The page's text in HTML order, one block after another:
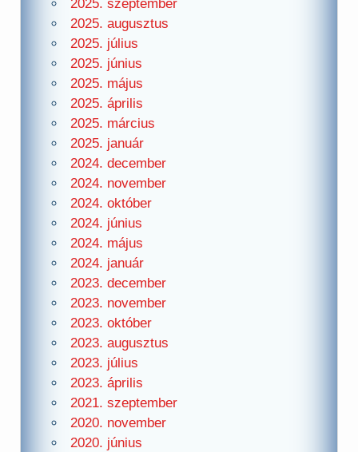
2025. szeptember
2025. augusztus
2025. július
2025. június
2025. május
2025. április
2025. március
2025. január
2024. december
2024. november
2024. október
2024. június
2024. május
2024. január
2023. december
2023. november
2023. október
2023. augusztus
2023. július
2023. április
2021. szeptember
2020. november
2020. június